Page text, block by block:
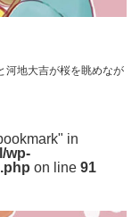
河地大吉が桜を眺めなが
in
wp-
on line 91